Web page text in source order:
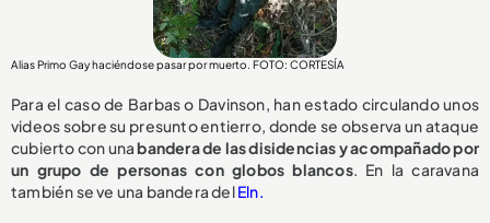
Alias Primo Gay haciéndose pasar por muerto. FOTO: CORTESÍA
Para el caso de Barbas o Davinson, han estado circulando unos
videos sobre su presunto entierro, donde se observa un ataque
cubierto con unabandera de las disidencias y acompañado por
un grupo de personas con globos blancos. En la caravana
también se ve una bandera delEln.